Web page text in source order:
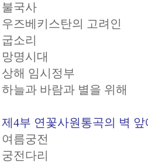
불국사
우즈베키스탄의 고려인
굽소리
망명시대
상해 임시정부
하늘과 바람과 별을 위해
제4부 연꽃사원통곡의 벽 앞
여름궁전
궁전다리